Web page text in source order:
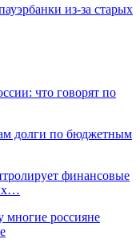
из-за старых
что говорят по
долги по бюджетным
финансовые
многие россияне